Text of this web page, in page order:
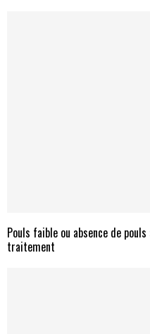
Pouls faible ou absence de
traitement